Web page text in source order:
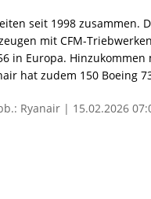
seit 1998
mit CFM-
in Europa. Hinzukommen
hat zudem 150 Boeing
Ryanair | 15.02.2026